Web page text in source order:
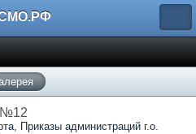
№12
Приказы администраций г.о.